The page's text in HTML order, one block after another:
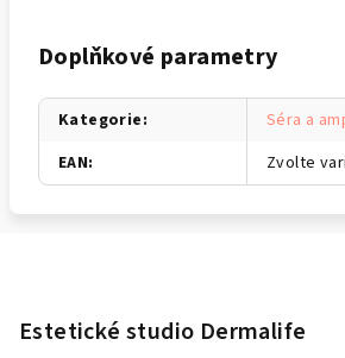
Doplňkové parametry
Kategorie:
Séra a
EAN: Zvolte
Estetické studio Dermalife